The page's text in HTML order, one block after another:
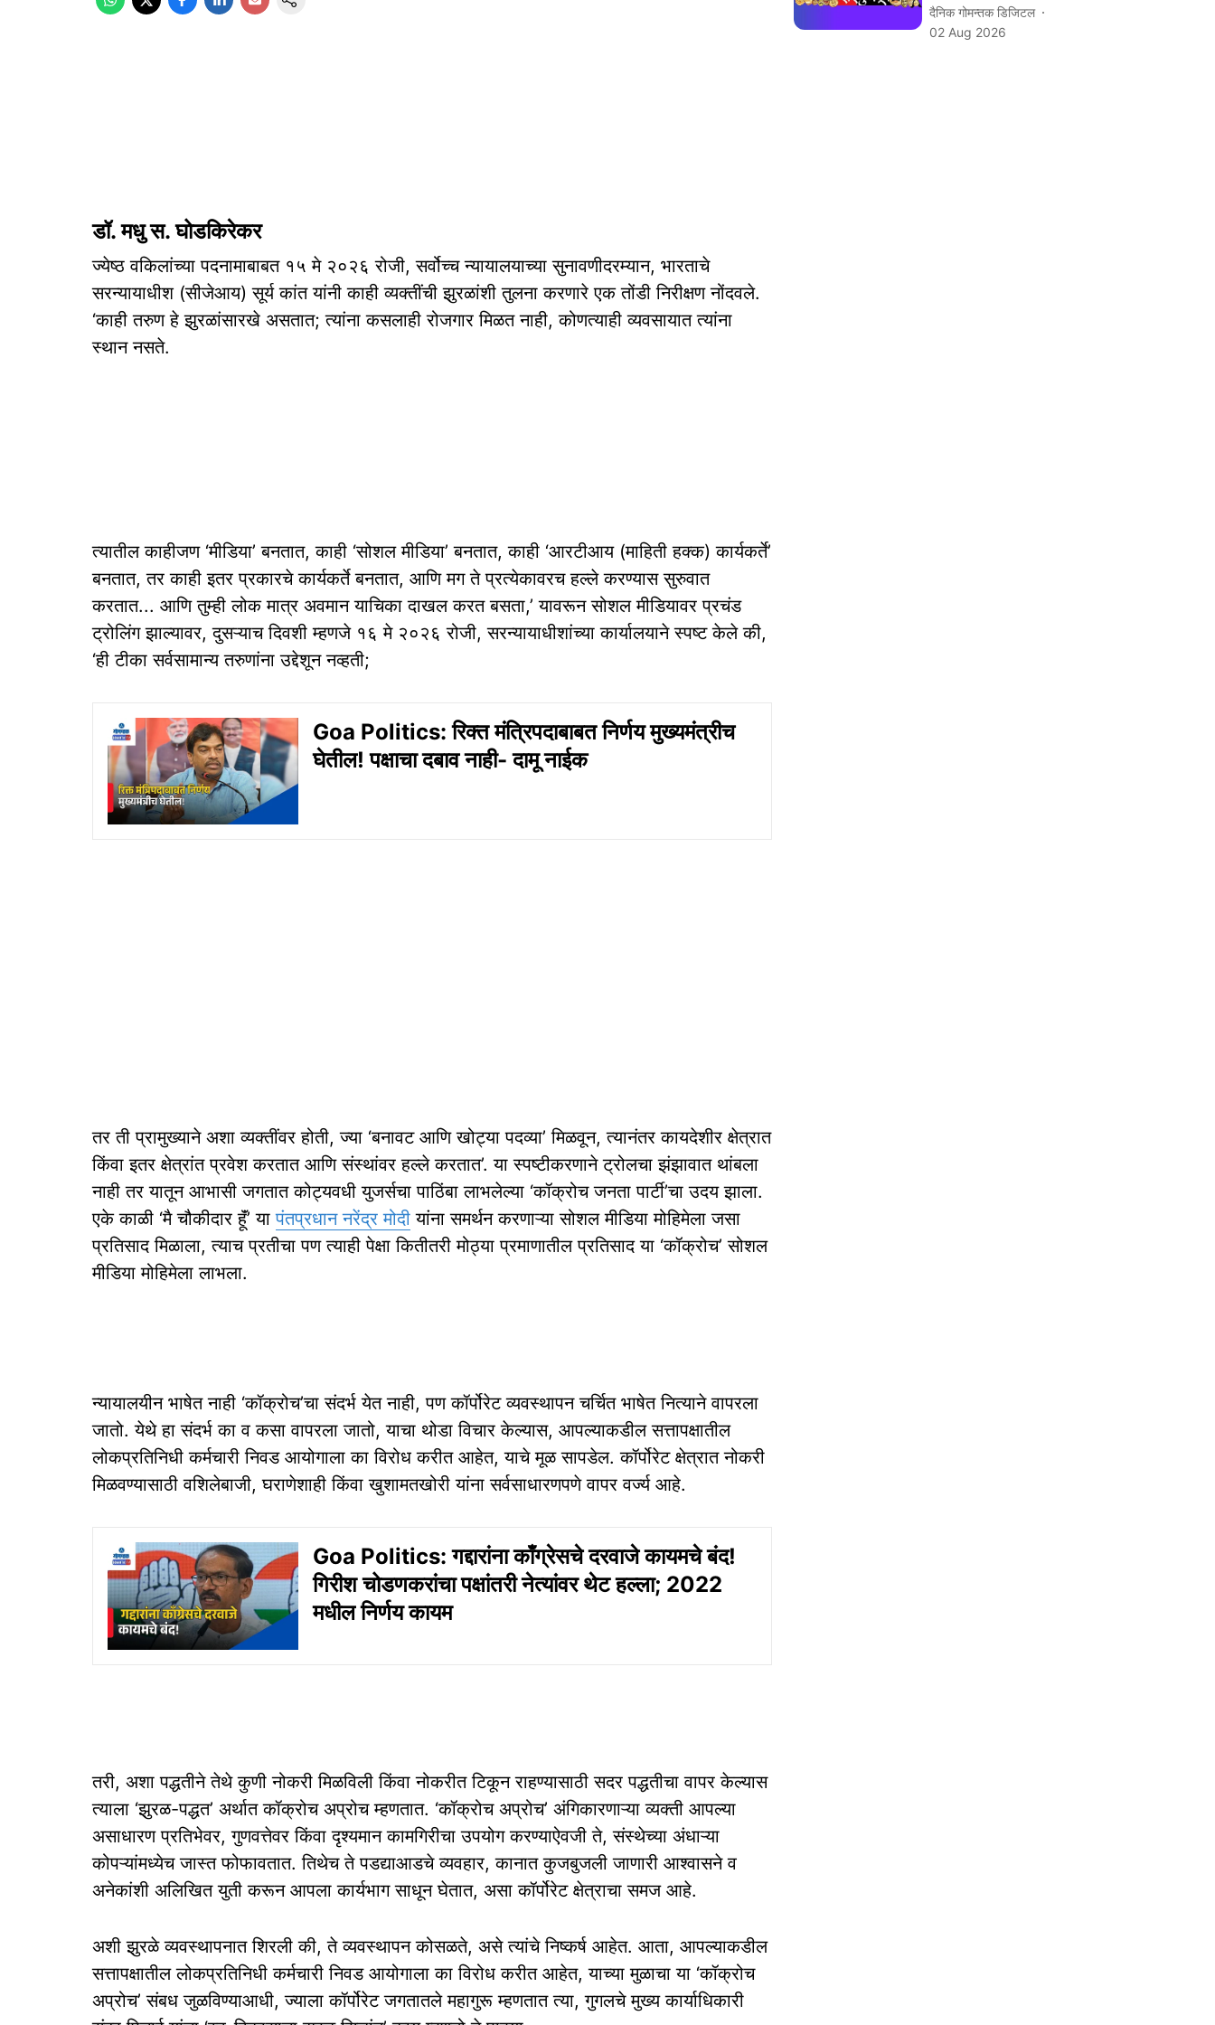
डॉ. मधु स. घोडकिरेकर
ज्येष्ठ वकिलांच्या पदनामाबाबत १५ मे २०२६ रोजी, सर्वोच्च न्यायालयाच्या सुनावणीदरम्यान, भारताचे
सरन्यायाधीश (सीजेआय) सूर्य कांत यांनी काही व्यक्तींची झुरळांशी तुलना करणारे एक तोंडी निरीक्षण नोंदवले.
‘काही तरुण हे झुरळांसारखे असतात; त्यांना कसलाही रोजगार मिळत नाही, कोणत्याही व्यवसायात त्यांना
स्थान नसते.
त्यातील काहीजण ‘मीडिया’ बनतात, काही ‘सोशल मीडिया’ बनतात, काही ‘आरटीआय (माहिती हक्क) कार्यकर्ते’
बनतात, तर काही इतर प्रकारचे कार्यकर्ते बनतात, आणि मग ते प्रत्येकावरच हल्ले करण्यास सुरुवात
करतात... आणि तुम्ही लोक मात्र अवमान याचिका दाखल करत बसता,’ यावरून सोशल मीडियावर प्रचंड
ट्रोलिंग झाल्यावर, दुसऱ्याच दिवशी म्हणजे १६ मे २०२६ रोजी, सरन्यायाधीशांच्या कार्यालयाने स्पष्ट केले की,
‘ही टीका सर्वसामान्य तरुणांना उद्देशून नव्हती;
Goa Politics: रिक्त मंत्रिपदाबाबत निर्णय मुख्यमंत्रीच
घेतील! पक्षाचा दबाव नाही- दामू नाईक
तर ती प्रामुख्याने अशा व्यक्तींवर होती, ज्या ‘बनावट आणि खोट्या पदव्या’ मिळवून, त्यानंतर कायदेशीर क्षेत्रात
किंवा इतर क्षेत्रांत प्रवेश करतात आणि संस्थांवर हल्ले करतात’. या स्पष्टीकरणाने ट्रोलचा झंझावात थांबला
नाही तर यातून आभासी जगतात कोट्यवधी युजर्सचा पाठिंबा लाभलेल्या ‘कॉक्रोच जनता पार्टी’चा उदय झाला.
एके काळी ‘मै चौकीदार हूॅं’ यापंतप्रधान नरेंद्र मोदी यांना समर्थन करणाऱ्या सोशल मीडिया मोहिमेला जसा
प्रतिसाद मिळाला, त्याच प्रतीचा पण त्याही पेक्षा कितीतरी मोठ्या प्रमाणातील प्रतिसाद या ‘कॉक्रोच’ सोशल
मीडिया मोहिमेला लाभला.
न्यायालयीन भाषेत नाही ‘कॉक्रोच’चा संदर्भ येत नाही, पण कॉर्पोरेट व्यवस्थापन चर्चित भाषेत नित्याने वापरला
जातो. येथे हा संदर्भ का व कसा वापरला जातो, याचा थोडा विचार केल्यास, आपल्याकडील सत्तापक्षातील
लोकप्रतिनिधी कर्मचारी निवड आयोगाला का विरोध करीत आहेत, याचे मूळ सापडेल. कॉर्पोरेट क्षेत्रात नोकरी
मिळवण्यासाठी वशिलेबाजी, घराणेशाही किंवा खुशामतखोरी यांना सर्वसाधारणपणे वापर वर्ज्य आहे.
Goa Politics: गद्दारांना काँग्रेसचे दरवाजे कायमचे बंद!
गिरीश चोडणकरांचा पक्षांतरी नेत्यांवर थेट हल्ला; 2022
मधील निर्णय कायम
तरी, अशा पद्धतीने तेथे कुणी नोकरी मिळविली किंवा नोकरीत टिकून राहण्यासाठी सदर पद्धतीचा वापर केल्यास
त्याला ‘झुरळ-पद्धत’ अर्थात कॉक्रोच अप्रोच म्हणतात. ‘कॉक्रोच अप्रोच’ अंगिकारणाऱ्या व्यक्ती आपल्या
असाधारण प्रतिभेवर, गुणवत्तेवर किंवा दृश्यमान कामगिरीचा उपयोग करण्याऐवजी ते, संस्थेच्या अंधाऱ्या
कोपऱ्यांमध्येच जास्त फोफावतात. तिथेच ते पडद्याआडचे व्यवहार, कानात कुजबुजली जाणारी आश्वासने व
अनेकांशी अलिखित युती करून आपला कार्यभाग साधून घेतात, असा कॉर्पोरेट क्षेत्राचा समज आहे.
अशी झुरळे व्यवस्थापनात शिरली की, ते व्यवस्थापन कोसळते, असे त्यांचे निष्कर्ष आहेत. आता, आपल्याकडील
सत्तापक्षातील लोकप्रतिनिधी कर्मचारी निवड आयोगाला का विरोध करीत आहेत, याच्या मुळाचा या ‘कॉक्रोच
अप्रोच’ संबध जुळविण्याआधी, ज्याला कॉर्पोरेट जगतातले महागुरू म्हणतात त्या, गुगलचे मुख्य कार्याधिकारी
दैनिक गोमन्तक डिजिटल
02 Aug 2026